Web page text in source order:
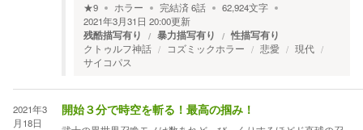
★9 ホラー 完結済6話 62,924文字
2021年3月31日 20:00更新
残酷描写有り 暴力描写有り 性描写有り
クトゥルフ神話 コズミックホラー 悲愛
現代
サイコパス
2021年3
月18日
開始３分で時空を斬る！最高の掴み！